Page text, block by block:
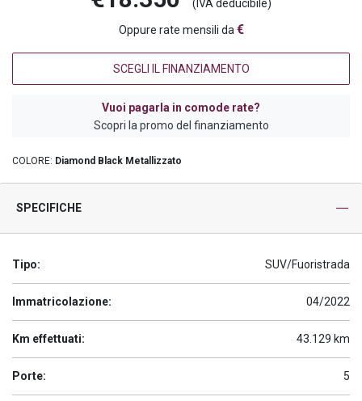
(IVA deducibile)
Oppure rate mensili da €
SCEGLI IL FINANZIAMENTO
Vuoi pagarla in comode rate?
Scopri la promo del finanziamento
COLORE: Diamond Black Metallizzato
SPECIFICHE
Tipo: SUV/Fuoristrada
Immatricolazione: 04/2022
Km effettuati: 43.129 km
Porte: 5